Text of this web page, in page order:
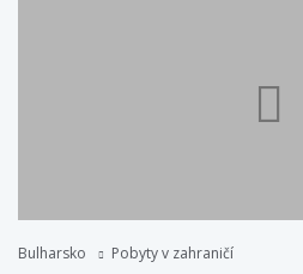
Bulharsko Pobyty v zahraničí